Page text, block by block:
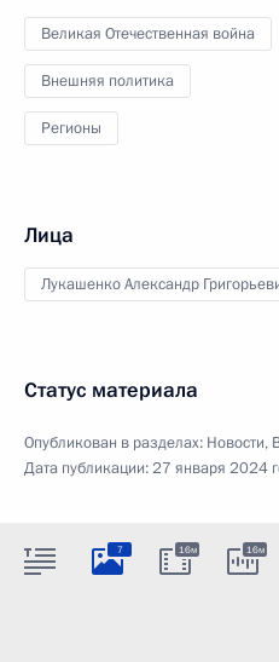
Великая Отечественная война
Внешняя политика
Регионы
Лица
Лукашенко Александр
Статус материала
Опубликован в разделах: Новости,
Дата публикации:27 января 2024
7 16м 16м